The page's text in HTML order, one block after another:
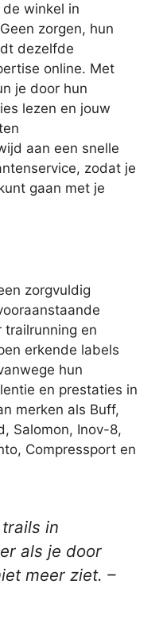
winkel in
zorgen, hun
dezelfde
online. Met
je door hun
lezen en jouw
aan een snelle
zodat je
gaan met je
zorgvuldig
trailrunning en
erkende labels
hun
en prestaties in
merken als Buff,
Salomon, Inov-8,
Compressport en
in
als je door
meer ziet. –